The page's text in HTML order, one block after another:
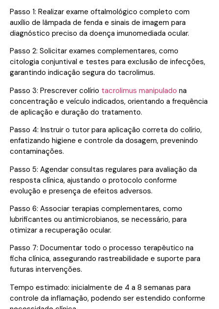
Passo 1: Realizar exame oftalmológico completo com
auxílio de lâmpada de fenda e sinais de imagem para
diagnóstico preciso da doença imunomediada ocular.
Passo 2: Solicitar exames complementares, como
citologia conjuntival e testes para exclusão de infecções,
garantindo indicação segura do tacrolimus.
Passo 3: Prescrever colírio tacrolimus manipulado na
concentração e veículo indicados, orientando a frequência
de aplicação e duração do tratamento.
Passo 4: Instruir o tutor para aplicação correta do colírio,
enfatizando higiene e controle da dosagem, prevenindo
contaminações.
Passo 5: Agendar consultas regulares para avaliação da
resposta clínica, ajustando o protocolo conforme
evolução e presença de efeitos adversos.
Passo 6: Associar terapias complementares, como
lubrificantes ou antimicrobianos, se necessário, para
otimizar a recuperação ocular.
Passo 7: Documentar todo o processo terapêutico na
ficha clínica, assegurando rastreabilidade e suporte para
futuras intervenções.
Tempo estimado: inicialmente de 4 a 8 semanas para
controle da inflamação, podendo ser estendido conforme